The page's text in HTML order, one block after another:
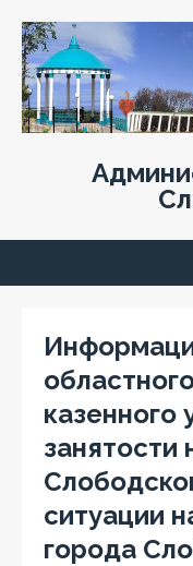
занятости
ситуации
города